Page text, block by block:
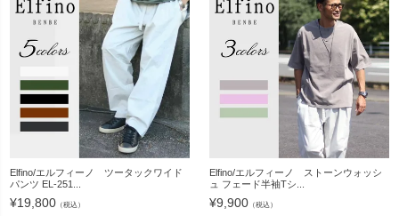
Elfino/エルフィーノ ツータックワイド
パンツ EL-251...
¥19,800 （税込）
Elfino/エルフィーノ ストーンウォッシ
ュ フェード半袖Tシ...
¥9,900 （税込）